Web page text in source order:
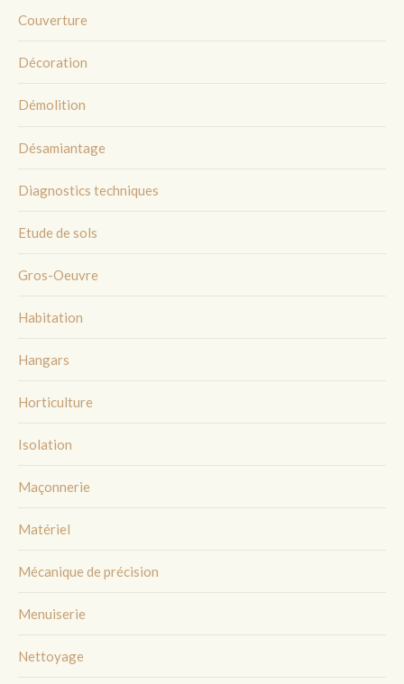
Couverture
Décoration
Démolition
Désamiantage
Diagnostics techniques
Etude de sols
Gros-Oeuvre
Habitation
Hangars
Horticulture
Isolation
Maçonnerie
Matériel
Mécanique de précision
Menuiserie
Nettoyage